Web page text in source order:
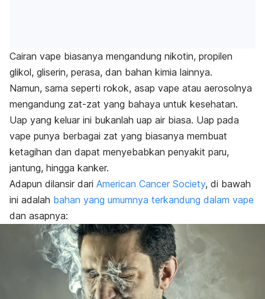
Cairan vape biasanya mengandung nikotin, propilen
glikol, gliserin, perasa, dan bahan kimia lainnya.
Namun, sama seperti rokok, asap vape atau aerosolnya
mengandung zat-zat yang bahaya untuk kesehatan.
Uap yang keluar ini bukanlah uap air biasa. Uap pada
vape punya berbagai zat yang biasanya membuat
ketagihan dan dapat menyebabkan penyakit paru,
jantung, hingga kanker.
Adapun dilansir dari American Cancer Society, di bawah
ini adalah bahan yang umumnya terkandung dalam vape
dan asapnya: